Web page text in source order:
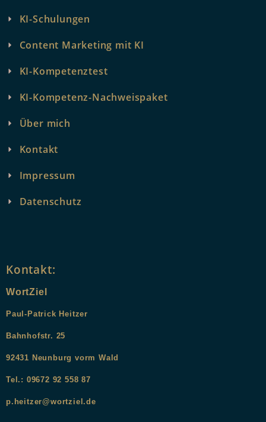
KI-Schulungen
Content Marketing mit KI
KI-Kompetenztest
KI-Kompetenz-Nachweispaket
Über mich
Kontakt
Impressum
Datenschutz
Kontakt:
WortZiel
Paul-Patrick Heitzer
Bahnhofstr. 25
92431 Neunburg vorm Wald
Tel.: 09672 92 558 87
p.heitzer@wortziel.de